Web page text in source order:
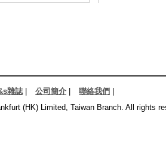
雜誌| 公司簡介 聯絡我們
(HK) Limited, Taiwan Branch. All rights